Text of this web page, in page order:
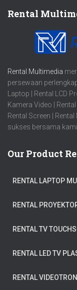
Rental
Rental Multimedia
persewaan
Laptop | Rental LCD
Kamera Video |
Rental Screen |
sukses bersama kami.
Our Product
RENTAL LAPTOP
RENTAL
RENTAL TV
RENTAL LED TV
RENTAL